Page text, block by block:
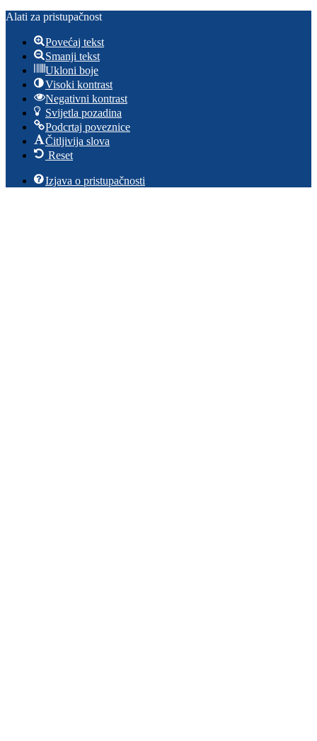
Alati za pristupačnost
Povećaj tekst
Smanji tekst
Ukloni boje
Visoki kontrast
Negativni kontrast
Svijetla pozadina
Podcrtaj poveznice
Čitljivija slova
Reset
Izjava o pristupačnosti